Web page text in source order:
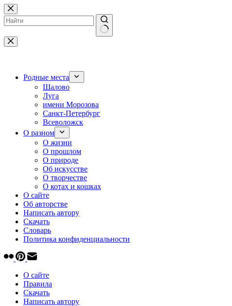
Перейти
к
сути
Ничего
не
Родные места
Шалово
Луга
имени Морозова
Санкт-Петербург
Всеволожск
О разном
О жизни
О прошлом
О природе
Об искусстве
О творчестве
О котах и кошках
О сайте
Об авторстве
Написать автору
Скачать
Cловарь
Политика конфиденциальности
О сайте
Правила
Скачать
Написать автору